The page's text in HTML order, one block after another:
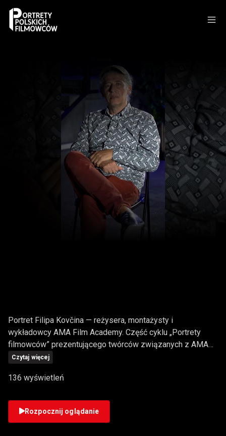
Portret Filipa Kovčina — reżysera, montażysty i
wykładowcy AMA Film Academy. Część cyklu „Portrety
filmowców” prezentującego twórców związanych z AMA
Film Academy.
Czytaj więcej
136 wyświetleń
Rozpocznij oglądanie